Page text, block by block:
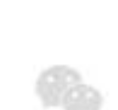
日子，走过的每一步，都算
又或许些许迷茫。不管如何，